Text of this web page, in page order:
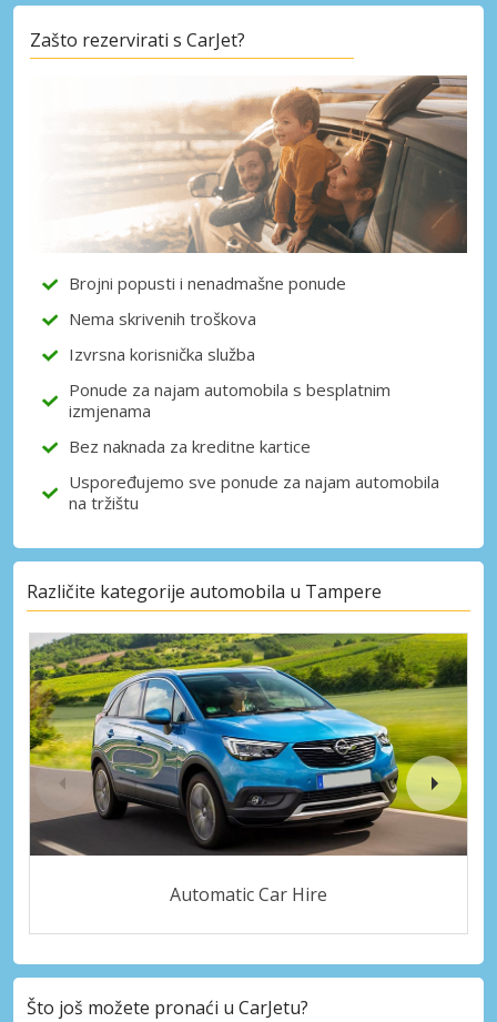
Pristupite ekskluzivnim ponudama naših
dobavljača
Prijava putem eLinka
Zašto rezervirati s CarJet?
Brojni popusti i nenadmašne ponude
Nema skrivenih troškova
Izvrsna korisnička služba
Ponude za najam automobila s besplatnim
izmjenama
Bez naknada za kreditne kartice
Uspoređujemo sve ponude za najam automobila
na tržištu
Različite kategorije automobila u Tampere
Automatic Car Hire
Što još možete pronaći u CarJetu?